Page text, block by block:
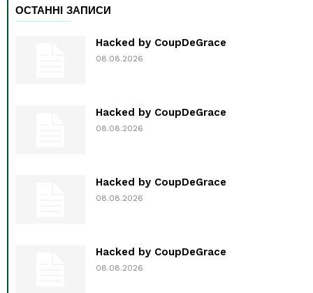
ОСТАННІ ЗАПИСИ
Hacked by CoupDeGrace
08.08.2026
Hacked by CoupDeGrace
08.08.2026
Hacked by CoupDeGrace
08.08.2026
Hacked by CoupDeGrace
08.08.2026